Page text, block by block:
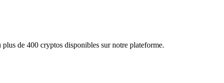
de 400 cryptos disponibles sur notre plateforme.